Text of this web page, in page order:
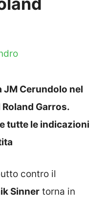
Cerundolo nel
Garros.
tutte le indicazioni
contro il
Sinner torna in